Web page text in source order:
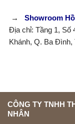
→
Showroom
Địa chỉ: Tầng 1, Số
Khánh, Q. Ba Đình,
CÔNG TY TNHH
NHÂN